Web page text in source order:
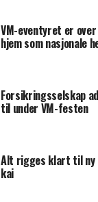
VM-eventyret er
hjem som nasjonale
Forsikringsselskap
til under VM-festen
Alt rigges klart til
kai